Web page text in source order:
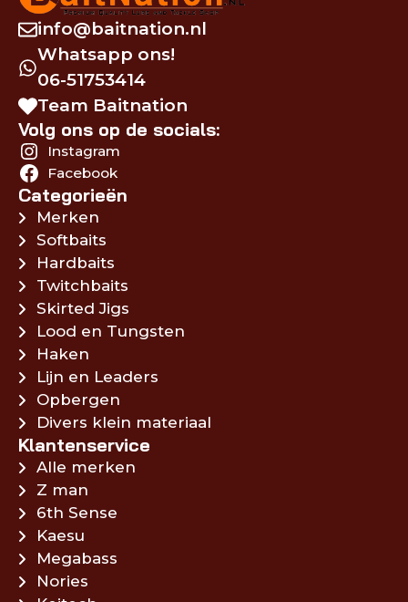
info@baitnation.nl
Whatsapp ons!
06-51753414
Team Baitnation
Volg ons op de socials:
Instagram
Facebook
Categorieën
Merken
Softbaits
Hardbaits
Twitchbaits
Skirted Jigs
Lood en Tungsten
Haken
Lijn en Leaders
Opbergen
Divers klein materiaal
Klantenservice
Alle merken
Z man
6th Sense
Kaesu
Megabass
Nories